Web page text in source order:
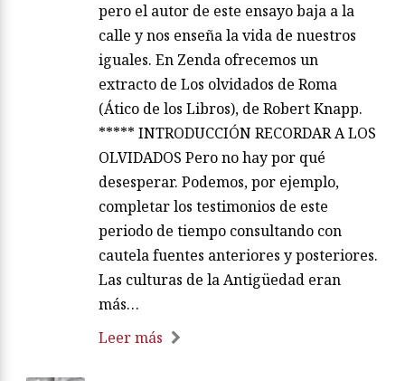
pero el autor de este ensayo baja a la
calle y nos enseña la vida de nuestros
iguales. En Zenda ofrecemos un
extracto de Los olvidados de Roma
(Ático de los Libros), de Robert Knapp.
***** INTRODUCCIÓN RECORDAR A LOS
OLVIDADOS Pero no hay por qué
desesperar. Podemos, por ejemplo,
completar los testimonios de este
periodo de tiempo consultando con
cautela fuentes anteriores y posteriores.
Las culturas de la Antigüedad eran
más…
Leer más